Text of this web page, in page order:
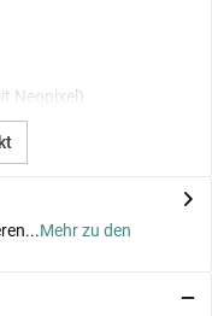
Neopixel)
Mehr zu den